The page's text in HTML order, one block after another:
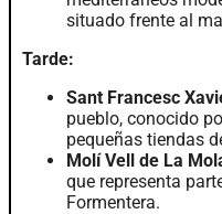
situado frente al
Tarde:
Sant Francesc
pueblo, conocido
pequeñas tiendas
Molí Vell de La
que representa
Formentera.